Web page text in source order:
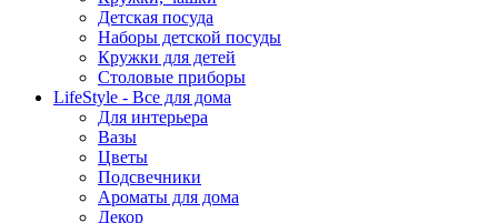
Детская посуда
Наборы детской посуды
Кружки для детей
Столовые приборы
LifeStyle - Все для дома
Для интерьера
Вазы
Цветы
Подсвечники
Ароматы для дома
Декор